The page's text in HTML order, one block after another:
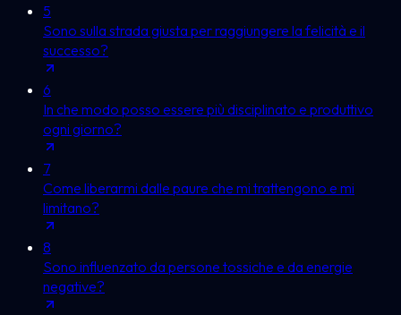
5
Sono sulla strada giusta per raggiungere la felicità e il
successo?
6
In che modo posso essere più disciplinato e produttivo
ogni giorno?
7
Come liberarmi dalle paure che mi trattengono e mi
limitano?
8
Sono influenzato da persone tossiche e da energie
negative?